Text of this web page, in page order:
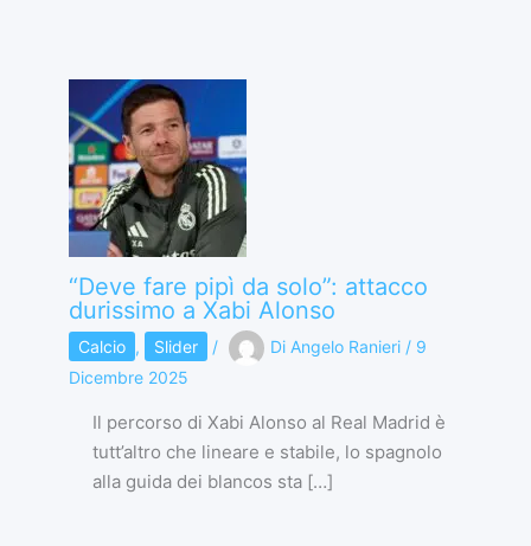
“Deve fare pipì da solo”: attacco
durissimo a Xabi Alonso
Calcio , Slider / Di Angelo Ranieri / 9
Dicembre 2025
Il percorso di Xabi Alonso al Real Madrid è
tutt’altro che lineare e stabile, lo spagnolo
alla guida dei blancos sta […]